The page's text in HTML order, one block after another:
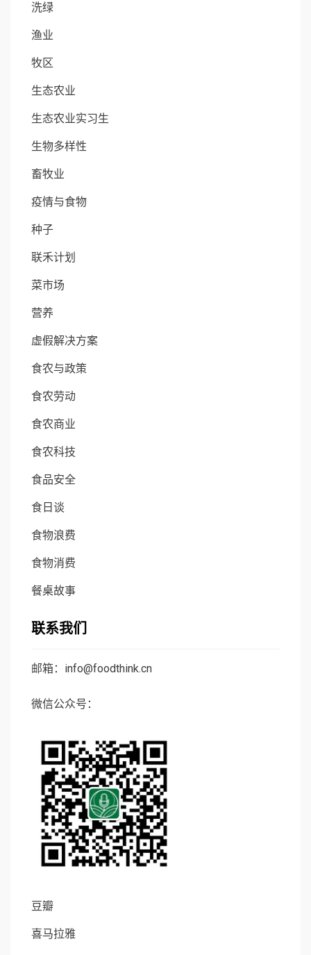
洗绿
渔业
牧区
生态农业
生态农业实习生
生物多样性
畜牧业
疫情与食物
种子
联禾计划
菜市场
营养
虚假解决方案
食农与政策
食农劳动
食农商业
食农科技
食品安全
食日谈
食物浪费
食物消费
餐桌故事
联系我们
邮箱：info@foodthink.cn
微信公众号：
豆瓣
喜马拉雅